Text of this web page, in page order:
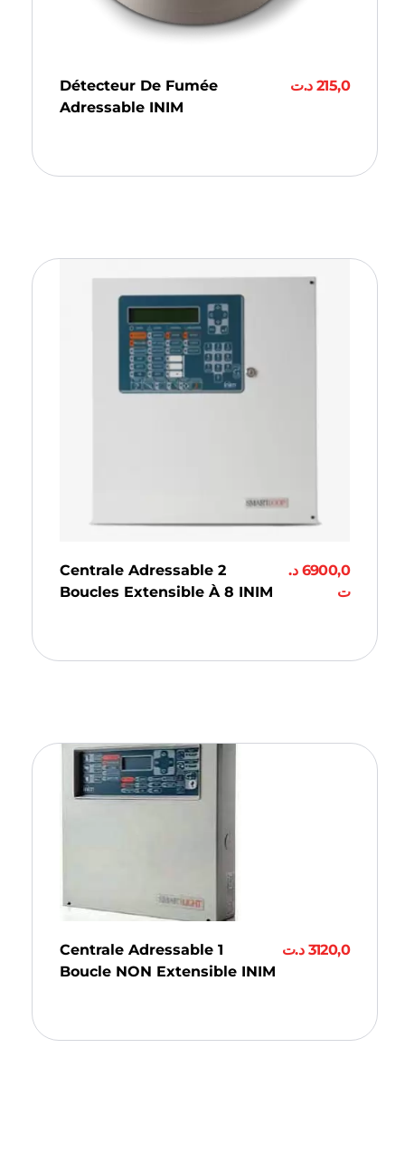
Détecteur De Fumée
Adressable INIM
215,0 د.ت
Centrale Adressable 2
Boucles Extensible À 8 INIM
6900,0 د.
ت
Centrale Adressable 1
Boucle NON Extensible INIM
3120,0 د.ت